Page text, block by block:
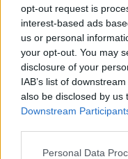
opt-out request is
interest-based ads
us or personal
your opt-out. You may
disclosure of your
IAB’s list of
also be disclosed by us
Downstream
Personal Data